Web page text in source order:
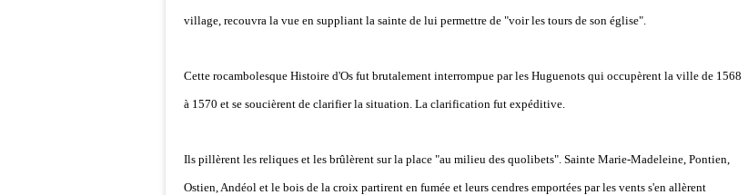
village, recouvra la vue en suppliant la sainte de lui permettre de "voir les tours de son église".
Cette rocambolesque Histoire d'Os fut brutalement interrompue par les Huguenots qui occupèrent la ville de 1568
à 1570 et se soucièrent de clarifier la situation. La clarification fut expéditive.
Ils pillèrent les reliques et les brûlèrent sur la place "au milieu des quolibets". Sainte Marie-Madeleine, Pontien,
Ostien, Andéol et le bois de la croix partirent en fumée et leurs cendres emportées par les vents s'en allèrent